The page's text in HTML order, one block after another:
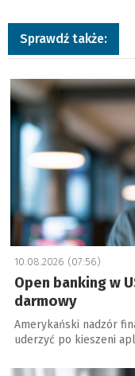
Sprawdź także:
a
10.08.2026 (07:56)
Open banking w
darmowy
Amerykański nadzór
uderzyć po kieszeni
a